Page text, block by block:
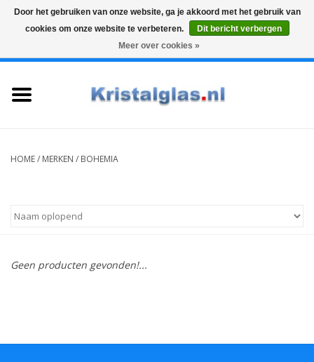
Graveren
Cadeaus
Bar & Wijn
HOME/ MERKEN / BOHEMIA
Geen producten gevonden!...
Door het gebruiken van onze website, ga je akkoord met het gebruik van
cookies om onze website te verbeteren.
Dit bericht verbergen
Meer over cookies »